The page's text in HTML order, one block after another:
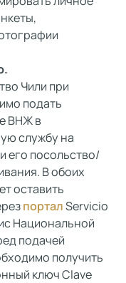
Чили при
подать
ВНЖ в
службу на
его посольство/
В обоих
оставить
порталServicio
Национальной
подачей
получить
ключ Clave